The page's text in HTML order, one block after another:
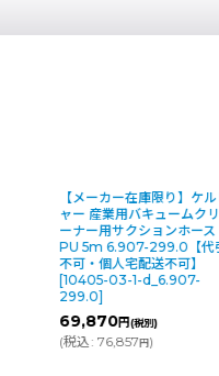
【メーカー在庫限り】ケル
ャー 産業用バキュームクリ
ーナー用サクションホース
PU 5m 6.907-299.0【代
不可・個人宅配送不可】
[10405-03-1-d_6.907-
299.0]
69,870円(税別)
(税込 : 76,857円)